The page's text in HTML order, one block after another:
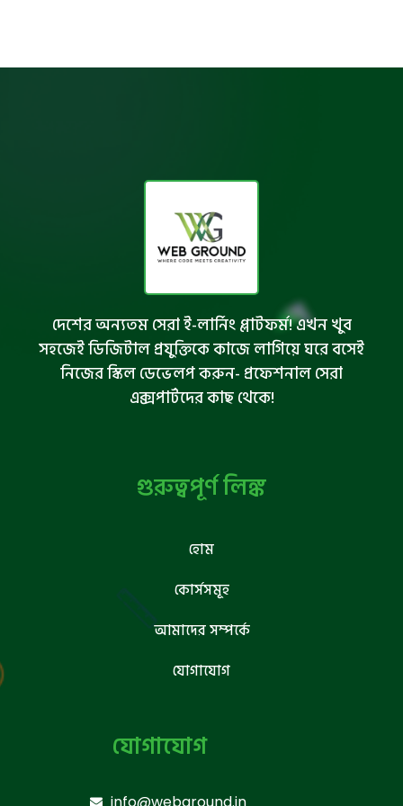
দেশের অন্যতম সেরা ই-লার্নিং প্লাটফর্ম! এখন খুব
সহজেই ডিজিটাল প্রযুক্তিকে কাজে লাগিয়ে ঘরে বসেই
নিজের স্কিল ডেভেলপ করুন- প্রফেশনাল সেরা
এক্সপার্টদের কাছ থেকে!
গুরুত্বপূর্ণ লিঙ্ক
হোম
কোর্সসমূহ
আমাদের সম্পর্কে
যোগাযোগ
যোগাযোগ